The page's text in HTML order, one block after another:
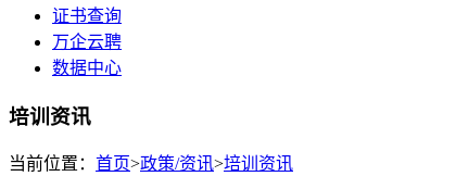
证书查询
万企云聘
数据中心
培训资讯
当前位置： 首页>政策/资讯>培训资讯